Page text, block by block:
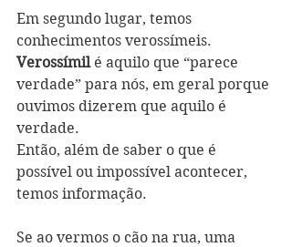
Em segundo lugar, temos
conhecimentos verossímeis.
Verossímil é aquilo que “parece
verdade” para nós, em geral porque
ouvimos dizerem que aquilo é
verdade.
Então, além de saber o que é
possível ou impossível acontecer,
temos informação.
Se ao vermos o cão na rua, uma